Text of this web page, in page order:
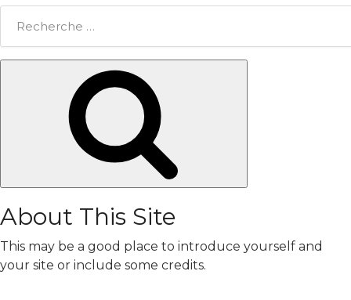
About This Site
This may be a good place to introduce yourself and
your site or include some credits.